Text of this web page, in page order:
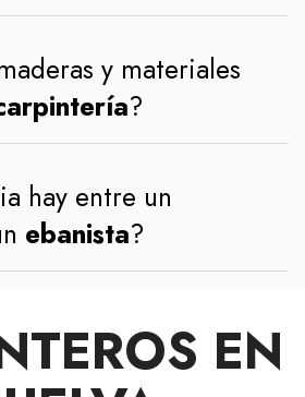
y materiales
?
hay entre un
ebanista?
EN